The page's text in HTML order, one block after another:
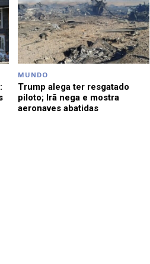
MUNDO
Trump alega ter resgatado
piloto; Irã nega e mostra
aeronaves abatidas